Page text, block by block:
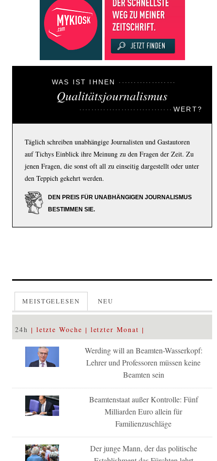
WAS IST IHNEN
Qualitätsjournalismus
WERT?
Täglich schreiben unabhängige Journalisten und Gastautoren
auf Tichys Einblick ihre Meinung zu den Fragen der Zeit. Zu
jenen Fragen, die sonst oft all zu einseitig dargestellt oder unter
den Teppich gekehrt werden.
DEN PREIS FÜR UNABHÄNGIGEN JOURNALISMUS
BESTIMMEN SIE.
MEISTGELESEN NEU
24h letzte Woche letzter Monat
Werding will an Beamten-Wasserkopf:
Lehrer und Professoren müssen keine
Beamten sein
Beamtenstaat außer Kontrolle: Fünf
Milliarden Euro allein für
Familienzuschläge
Der junge Mann, der das politische